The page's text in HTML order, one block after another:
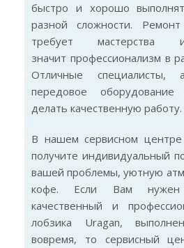
быстро и хорошо
разной сложности.
требует
значит профессионализм в
Отличные
передовое
делать качественную работу.
В нашем сервисном
получите индивидуальный
вашей проблемы, уютную
кофе. Если Вам нужен
качественный и
лобзика Uragan,
вовремя, то сервисный